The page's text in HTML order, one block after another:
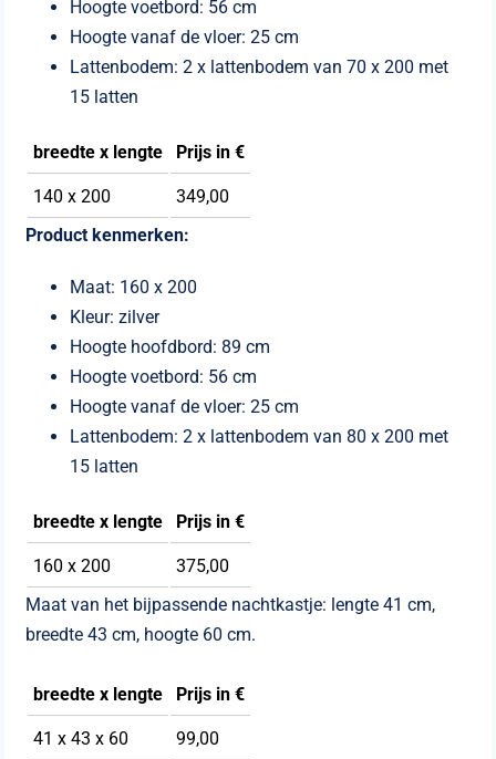
Hoogte voetbord: 56 cm
Hoogte vanaf de vloer: 25 cm
Lattenbodem: 2 x lattenbodem van 70 x 200 met
15 latten
breedte x lengte Prijs in €
140 x 200
349,00
Product kenmerken:
Maat: 160 x 200
Kleur: zilver
Hoogte hoofdbord: 89 cm
Hoogte voetbord: 56 cm
Hoogte vanaf de vloer: 25 cm
Lattenbodem: 2 x lattenbodem van 80 x 200 met
15 latten
breedte x lengte Prijs in €
160 x 200
375,00
Maat van het bijpassende nachtkastje: lengte 41 cm,
breedte 43 cm, hoogte 60 cm.
breedte x lengte Prijs in €
41 x 43 x 60 99,00